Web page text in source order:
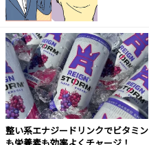
整い系エナジードリンクでビタミン